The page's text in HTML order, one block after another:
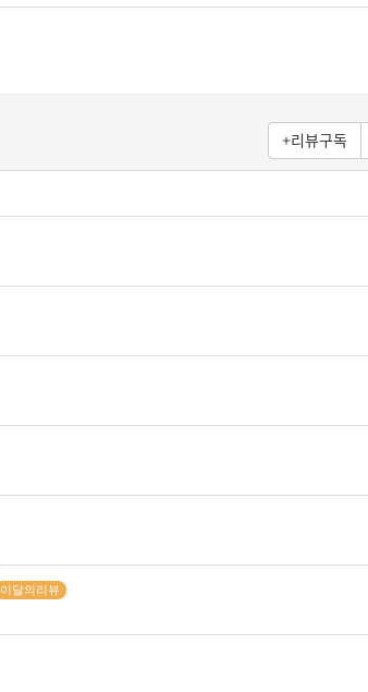
+리뷰구독
이달의리뷰